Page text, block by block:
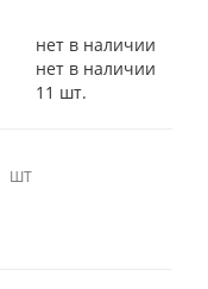
нет в наличии
нет в наличии
11 шт.
ШТ